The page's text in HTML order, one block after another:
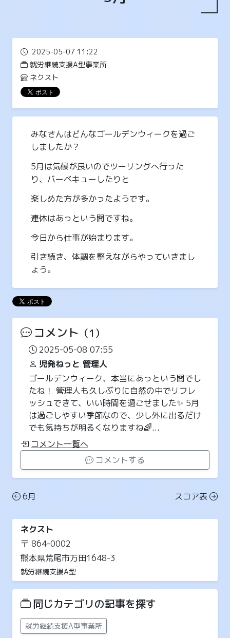
2025-05-07 11:22
就労継続支援A型事業所
ネクスト
みなさんはどんなゴールデンウィークを過ご
しましたか？
5月は気候が良いのでツーリングへ行った
り、バーベキューしたりと
楽しめた方が多かったようです。
連休はあっという間ですね。
今日から仕事が始まります。
引き続き、体調を整えながらやっていきまし
ょう。
コメント （1）
2025-05-08 07:55
児発ねっと 管理人
ゴールデンウィーク、本当にあっという間でし
たね！ 管理人も久しぶりに自然の中でリフレ
ッシュできて、いい時間を過ごせました✨ 5月
は過ごしやすい季節なので、少し外に出るだけ
でも気持ちが明るくなりますね🌈...
コメント一覧へ
コメントする
6月 スコア表
ネクスト
〒 864-0002
熊本県荒尾市万田1648-3
就労継続支援A型
同じカテゴリの記事を探す
就労継続支援A型事業所